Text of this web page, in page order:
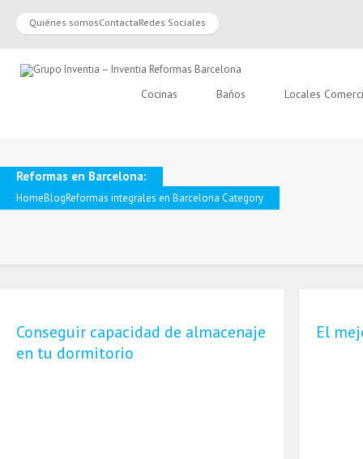
Quiénes somosContactaRedes Sociales
Cocinas Baños Locales
Reformas en Barcelona:
HomeBlogReformas integrales en Barcelona Category
Conseguir capacidad de almacenaje
en tu dormitorio
El